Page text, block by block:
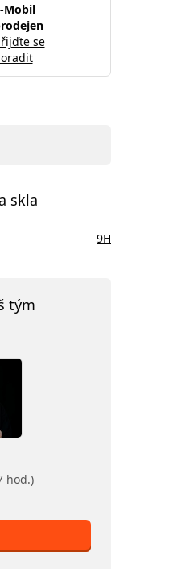
Mobil
se
skla
9H
tým
hod.)